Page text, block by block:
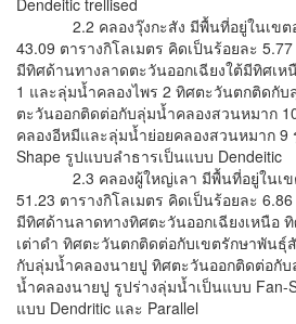
2.2 คลองวุ๊งกะสัง มีพื้นที่อยู่ในเขตอุ
43.09 ตารางกิโลเมตร คิดเป็นร้อยละ
มีทิศด้านทางลาดตะวันออกเฉียงใต้มีทิศเ
1 และลุ่มน้ำคลองไพร 2 ทิศตะวันตกติดกั
ตะวันออกติดต่อกับลุ่มน้ำคลองสวนหมาก
คลองอีหมีและลุ่มน้ำย่อยคลองสวนหมาก 9
Shape รูปแบบลำธารเป็นแบบ Dendeitic
2.3 คลองผู้ใหญ่เลา มีพื้นที่อยู่ในเขต
51.23 ตารางกิโลเมตร คิดเป็นร้อยละ
มีทิศด้านลาดทางทิศตะวันออกเฉียงเหนือ
เต่าดำ ทิศตะวันตกติดต่อกับเขตรักษาพันธุ์
กับลุ่มน้ำคลองนายปู ทิศตะวันออกติดต่อกั
น้ำคลองนายปู รูปร่างลุ่มน้ำเป็นแบบ Fan-
แบบ Dendritic และ Parallel